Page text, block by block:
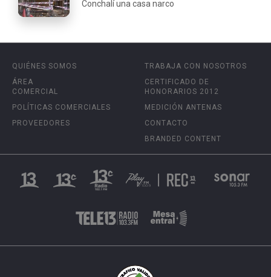
Conchalí una casa narco
QUIÉNES SOMOS
ÁREA
COMERCIAL
POLÍTICAS COMERCIALES
PROVEEDORES
TRABAJA CON NOSOTROS
CERTIFICADO DE
HONORARIOS 2012
MEDICIÓN ANTENAS
CONTACTO
BRANDED CONTENT